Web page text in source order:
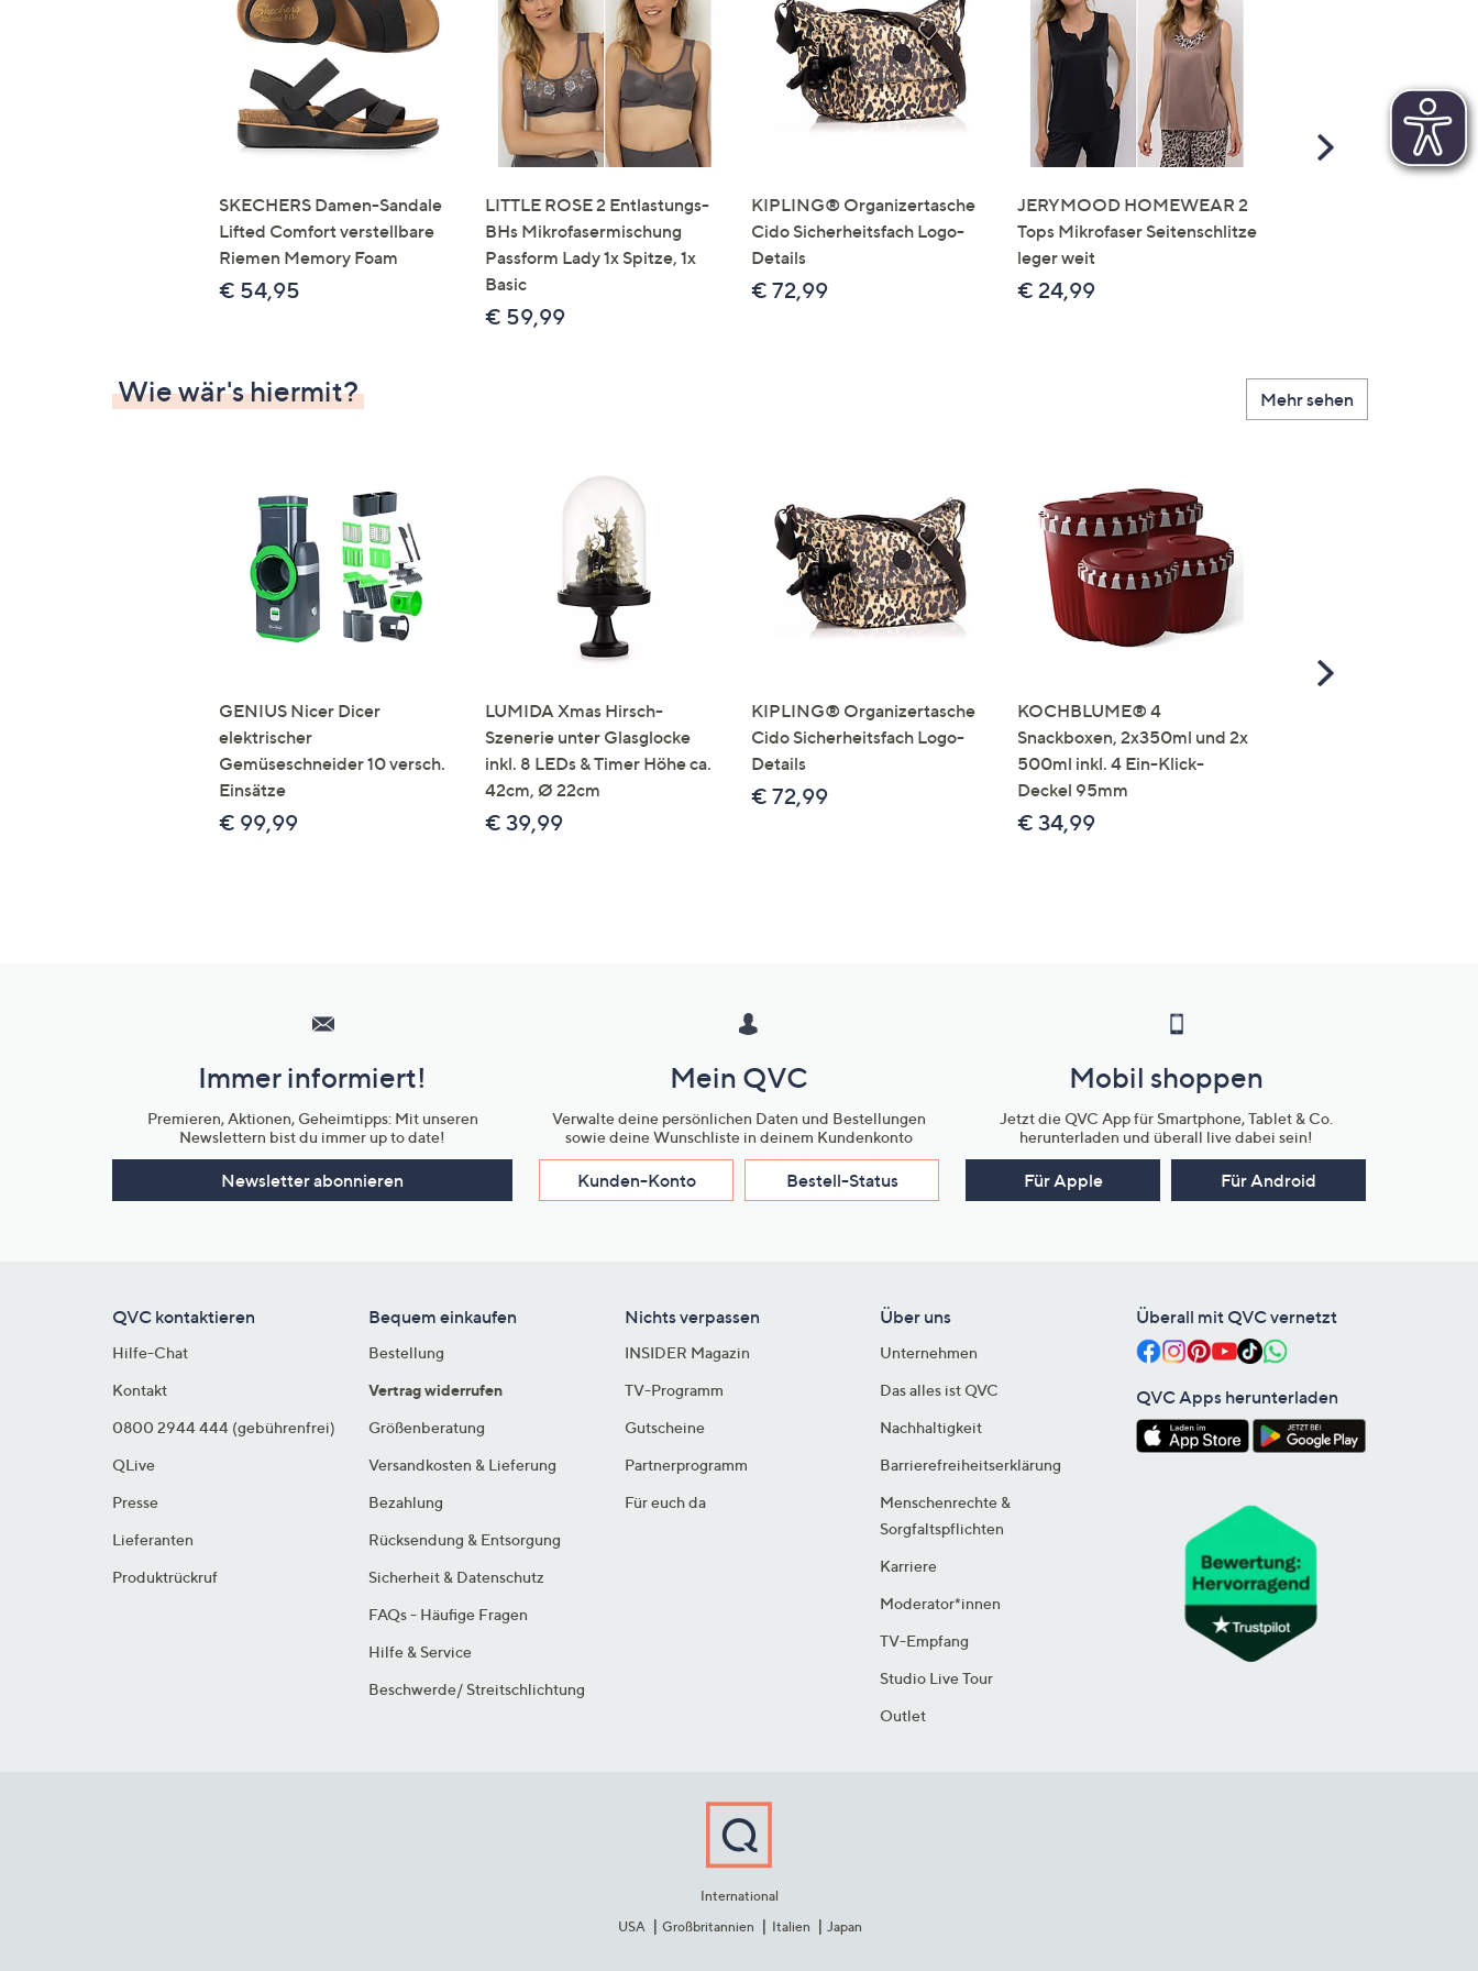
Touch-
Geräten
nach
links
bzw.
rechts,
um
diese
anzuzeigen.
SKECHERS Damen-Sandale
Lifted Comfort verstellbare
Riemen Memory Foam
€ 54,95
LITTLE ROSE 2 Entlastungs-
BHs Mikrofasermischung
Passform Lady 1x Spitze, 1x
Basic
€ 59,99
KIPLING® Organizertasche
Cido Sicherheitsfach Logo-
Details
€ 72,99
JERYMOOD HOMEWEAR 2
Tops Mikrofaser Seitenschlitze
leger weit
€ 24,99
Scroll
Wie wär's hiermit? Mehr sehen
GENIUS Nicer Dicer
elektrischer
Gemüseschneider 10 versch.
Einsätze
€ 99,99
LUMIDA Xmas Hirsch-
Szenerie unter Glasglocke
inkl. 8 LEDs & Timer Höhe ca.
42cm, Ø 22cm
€ 39,99
KIPLING® Organizertasche
Cido Sicherheitsfach Logo-
Details
€ 72,99
KOCHBLUME® 4
Snackboxen, 2x350ml und 2x
500ml inkl. 4 Ein-Klick-
Deckel 95mm
€ 34,99
Scroll
Unternehmensinformationen
Immer informiert!
Premieren, Aktionen, Geheimtipps: Mit unseren
Newslettern bist du immer up to date!
Newsletter abonnieren
Mein QVC
Verwalte deine persönlichen Daten und Bestellungen
sowie deine Wunschliste in deinem Kundenkonto
Kunden-Konto Bestell-Status
Mobil shoppen
Jetzt die QVC App für Smartphone, Tablet & Co.
herunterladen und überall live dabei sein!
Für Apple Für Android
QVC kontaktieren
Hilfe-Chat
Kontakt
0800 2944 444 (gebührenfrei)
QLive
Presse
Lieferanten
Produktrückruf
Bequem einkaufen
Bestellung
Vertrag widerrufen
Größenberatung
Versandkosten & Lieferung
Bezahlung
Rücksendung & Entsorgung
Sicherheit & Datenschutz
FAQs - Häufige Fragen
Hilfe & Service
Beschwerde/ Streitschlichtung
Nichts verpassen
INSIDER Magazin
TV-Programm
Gutscheine
Partnerprogramm
Für euch da
Über uns
Unternehmen
Das alles ist QVC
Nachhaltigkeit
Barrierefreiheitserklärung
Menschenrechte &
Sorgfaltspflichten
Karriere
Moderator*innen
TV-Empfang
Studio Live Tour
Outlet
Überall mit QVC vernetzt
QVC Apps herunterladen
International
USA
Großbritannien Italien Japan